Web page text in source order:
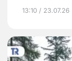
13:10 / 23.07.26